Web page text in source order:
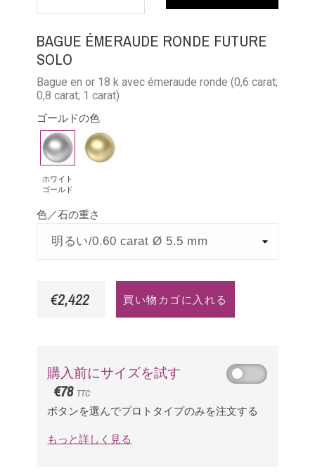
BAGUE ÉMERAUDE RONDE FUTURE
SOLO
Bague en or 18 k avec émeraude ronde (0,6 carat;
0,8 carat; 1 carat)
ゴールドの色
ホ
ワ
イ
ト
ゴ
ー
ホワイト
ゴールド
イ
エ
ゴ
ー
色／石の重さ
€2,422 買い物カゴに入れる
購入前にサイズを試す
€78 TTC
ボタンを選んでプロトタイプのみを注文する
もっと詳しく見る